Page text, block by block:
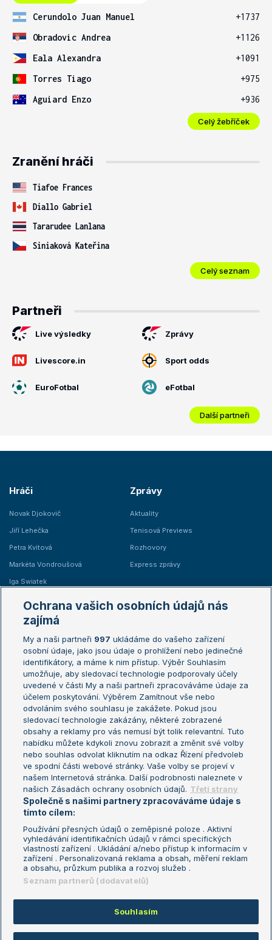
Cerundolo Juan Manuel
+1737
Obradovic Andrea
+1126
Eala Alexandra
+1091
Torres Tiago
+975
Aguiard Enzo
+936
Celý žebříček
Zranění hráči
Tiafoe Frances
Diallo Gabriel
Tararudee Lanlana
Siniaková Kateřina
Celý seznam
Partneři
Live výsledky Zprávy
Livescore.in Sport odds
EuroFotbal eFotbal
Další partneři
Hráči
Novak Djokovič
Jiří Lehečka
Petra Kvitová
Markéta Vondroušová
Iga Swiatek
Zprávy
Aktuality
Tenisová Previews
Rozhovory
Express zprávy
Žebříčky
Žebříček ATP (muži)
Žebříček WTA (ženy)
Sázkařský žebříček
Australian Open
French Open
Wimbledon
US Open
Turnaj mistrů
Turnaj mistryň
Aktualní trendy
Fotbalové přestupy
Livesport Daily
LS Prague Open
Podmínky užití
Nastavení soukromí
GDPR a žurnalistika
Reklama
Kontakt
Informace o zpracování osobních
údajů
Copyright © 2008-2026 TenisPortal.cz. Využíváme zpravodajství ČTK.
Ochrana vašich osobních údajů nás
zajímá
My a naši partneři 997 ukládáme do vašeho zařízení
osobní údaje, jako jsou údaje o prohlížení nebo jedinečné
identifikátory, a máme k nim přístup. Výběr Souhlasím
umožňuje, aby sledovací technologie podporovaly účely
uvedené v části My a naši partneři zpracováváme údaje za
účelem poskytování. Výběrem Zamítnout vše nebo
odvoláním svého souhlasu je zakážete. Pokud jsou
sledovací technologie zakázány, některé zobrazené
obsahy a reklamy pro vás nemusí být tolik relevantní. Tuto
nabídku můžete kdykoli znovu zobrazit a změnit své volby
nebo souhlas odvolat kliknutím na odkaz Řízení předvoleb
ve spodní části webové stránky. Vaše volby se projeví v
našem Internetová stránka. Další podrobnosti naleznete v
našich Zásadách ochrany osobních údajů. Třetí strany
Společně s našimi partnery zpracováváme údaje s
tímto cílem:
Používání přesných údajů o zeměpisné poloze . Aktivní
vyhledávání identifikačních údajů v rámci specifických
vlastností zařízení . Ukládání a/nebo přístup k informacím v
zařízení . Personalizovaná reklama a obsah, měření reklam
a obsahu, průzkum publika a rozvoj služeb .
Seznam partnerů (dodavatelů)
Souhlasím